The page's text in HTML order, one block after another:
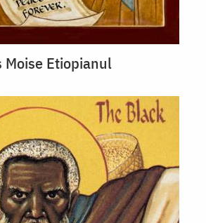
Moise Etiopianul